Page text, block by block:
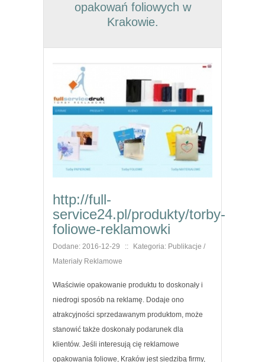
opakowań foliowych w
Krakowie.
http://full-
service24.pl/produkty/torby-
foliowe-reklamowki
Dodane: 2016-12-29 ::
Kategoria: Publikacje /
Materiały Reklamowe
Właściwie opakowanie produktu to doskonały i
niedrogi sposób na reklamę. Dodaje ono
atrakcyjności sprzedawanym produktom, może
stanowić także doskonały podarunek dla
klientów. Jeśli interesują cię reklamowe
opakowania foliowe, Kraków jest siedzibą firmy,